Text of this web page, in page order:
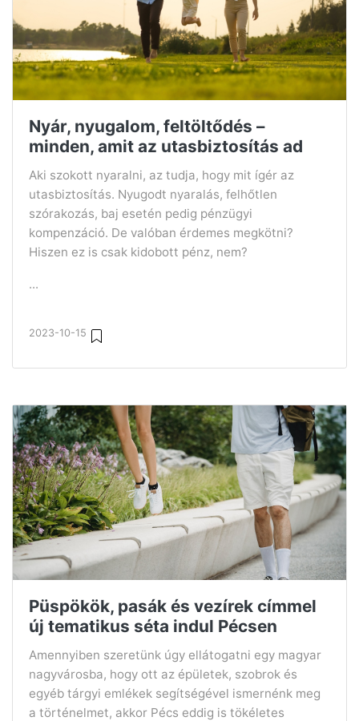
Nyár, nyugalom, feltöltődés –
minden, amit az utasbiztosítás ad
Aki szokott nyaralni, az tudja, hogy mit ígér az
utasbiztosítás. Nyugodt nyaralás, felhőtlen
szórakozás, baj esetén pedig pénzügyi
kompenzáció. De valóban érdemes megkötni?
Hiszen ez is csak kidobott pénz, nem?
...
2023-10-15
Püspökök, pasák és vezírek címmel
új tematikus séta indul Pécsen
Amennyiben szeretünk úgy ellátogatni egy magyar
nagyvárosba, hogy ott az épületek, szobrok és
egyéb tárgyi emlékek segítségével ismernénk meg
a történelmet, akkor Pécs eddig is tökéletes